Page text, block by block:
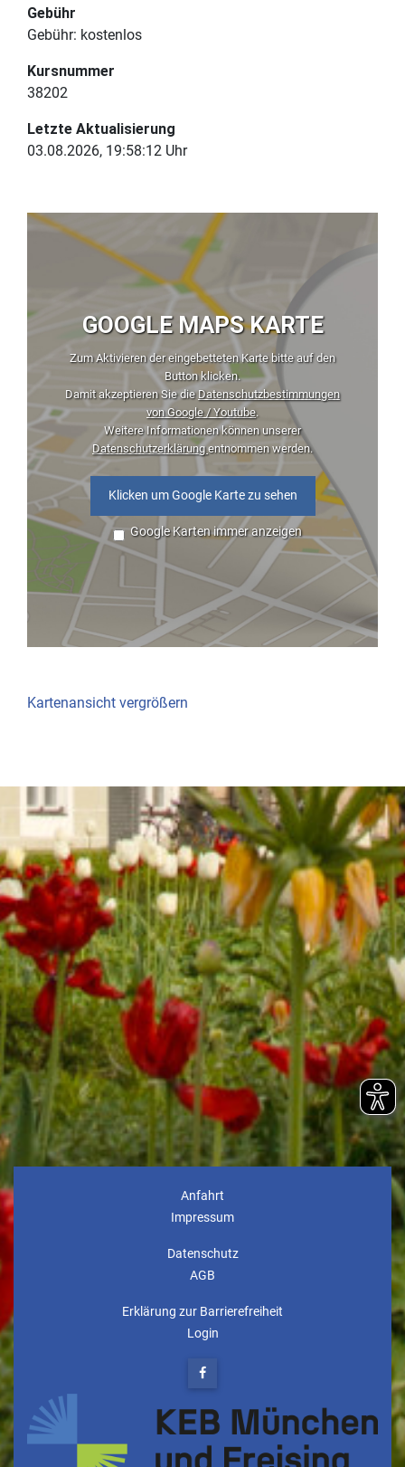
Gebühr
Gebühr: kostenlos
Kursnummer
38202
Letzte Aktualisierung
03.08.2026, 19:58:12 Uhr
GOOGLE MAPS KARTE
Zum Aktivieren der eingebetteten Karte bitte auf den
Button klicken.
Damit akzeptieren Sie dieDatenschutzbestimmungen
von Google / Youtube.
Weitere Informationen können unserer
Datenschutzerklärungentnommen werden.
Klicken um Google Karte zu sehen
Google Karten immer anzeigen
Kartenansicht vergrößern
Anfahrt
Impressum
Datenschutz
AGB
Erklärung zur Barrierefreiheit
Login